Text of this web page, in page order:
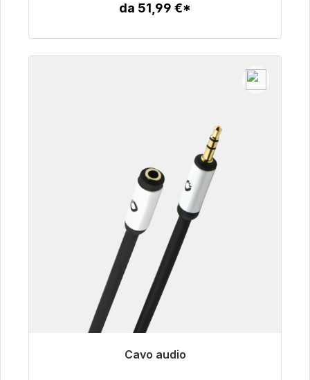
da 51,99 €*
Cavo audio
Pronto per la spedizione immediata, tempo di